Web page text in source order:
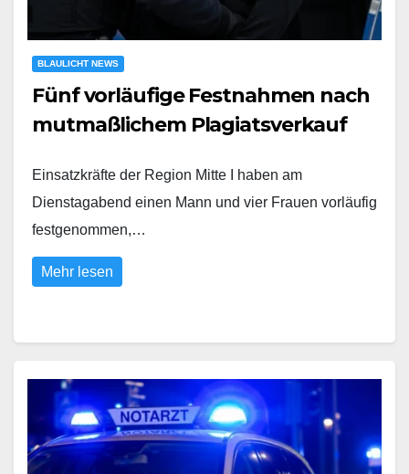
BLAULICHT NEWS
Fünf vorläufige Festnahmen nach
mutmaßlichem Plagiatsverkauf
Einsatzkräfte der Region Mitte I haben am
Dienstagabend einen Mann und vier Frauen vorläufig
festgenommen,…
Mehr lesen